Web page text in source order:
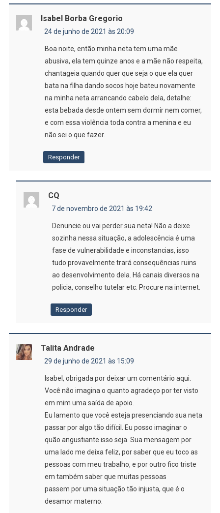
Isabel Borba Gregorio
24 de junho de 2021 às 20:09
Boa noite, então minha neta tem uma mãe
abusiva, ela tem quinze anos e a mãe não respeita,
chantageia quando quer que seja o que ela quer
bata na filha dando socos hoje bateu novamente
na minha neta arrancando cabelo dela, detalhe:
esta bebada desde ontem sem dormir nem comer,
e com essa violência toda contra a menina e eu
não sei o que fazer.
Responder
CQ
7 de novembro de 2021 às 19:42
Denuncie ou vai perder sua neta! Não a deixe
sozinha nessa situação, a adolescência é uma
fase de vulnerabilidade e inconstancias, isso
tudo provavelmente trará consequências ruins
ao desenvolvimento dela. Há canais diversos na
policia, conselho tutelar etc. Procure na internet.
Responder
Talita Andrade
29 de junho de 2021 às 15:09
Isabel, obrigada por deixar um comentário aqui.
Você não imagina o quanto agradeço por ter visto
em mim uma saída de apoio.
Eu lamento que você esteja presenciando sua neta
passar por algo tão difícil. Eu posso imaginar o
quão angustiante isso seja. Sua mensagem por
uma lado me deixa feliz, por saber que eu toco as
pessoas com meu trabalho, e por outro fico triste
em também saber que muitas pessoas
passem por uma situação tão injusta, que é o
desamor materno.